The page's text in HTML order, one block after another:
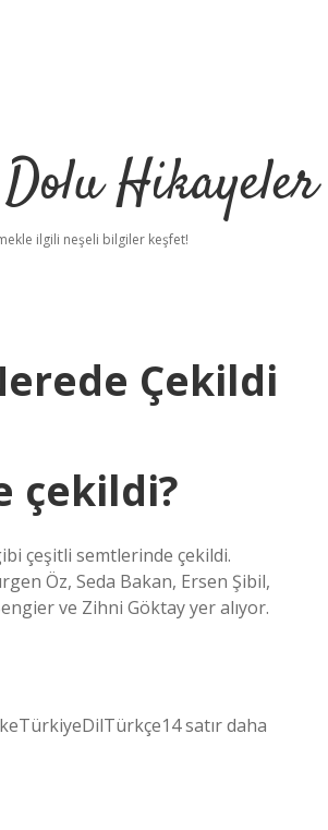
Hikayeler
ilgili neşeli bilgiler keşfet!
Çekildi
çekildi?
çeşitli semtlerinde çekildi.
Öz, Seda Bakan, Ersen Şibil,
ve Zihni Göktay yer alıyor.
satır daha